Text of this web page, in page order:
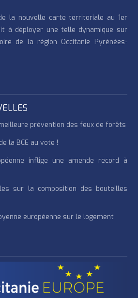
la nouvelle carte territoriale au 1er
à déployer une telle dynamique sur
de la région Occitanie Pyrénées-
prévention des feux de forêts
la BCE au vote !
inflige une amende record à
sur la composition des bouteilles
européenne sur le logement